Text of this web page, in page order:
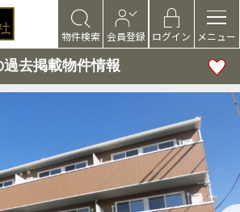
物件検索 会員登録 ログイン メニュー
去掲載物件情報